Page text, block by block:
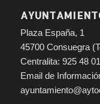
Plaza España, 1
45700 Consuegra
Centralita: 925 48
Email de